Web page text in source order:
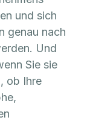
und sich
genau nach
Und
Sie sie
ob Ihre